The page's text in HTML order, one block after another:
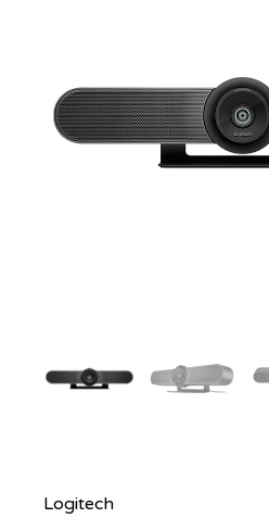
Logitech